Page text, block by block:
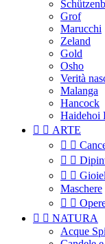
Grof
Marucchi
Zeland
Gold
Osho
Verità
Malanga
Hancock
Haidehoi
  ARTE
 
 
 
Maschere
 
  NATURA
Acque